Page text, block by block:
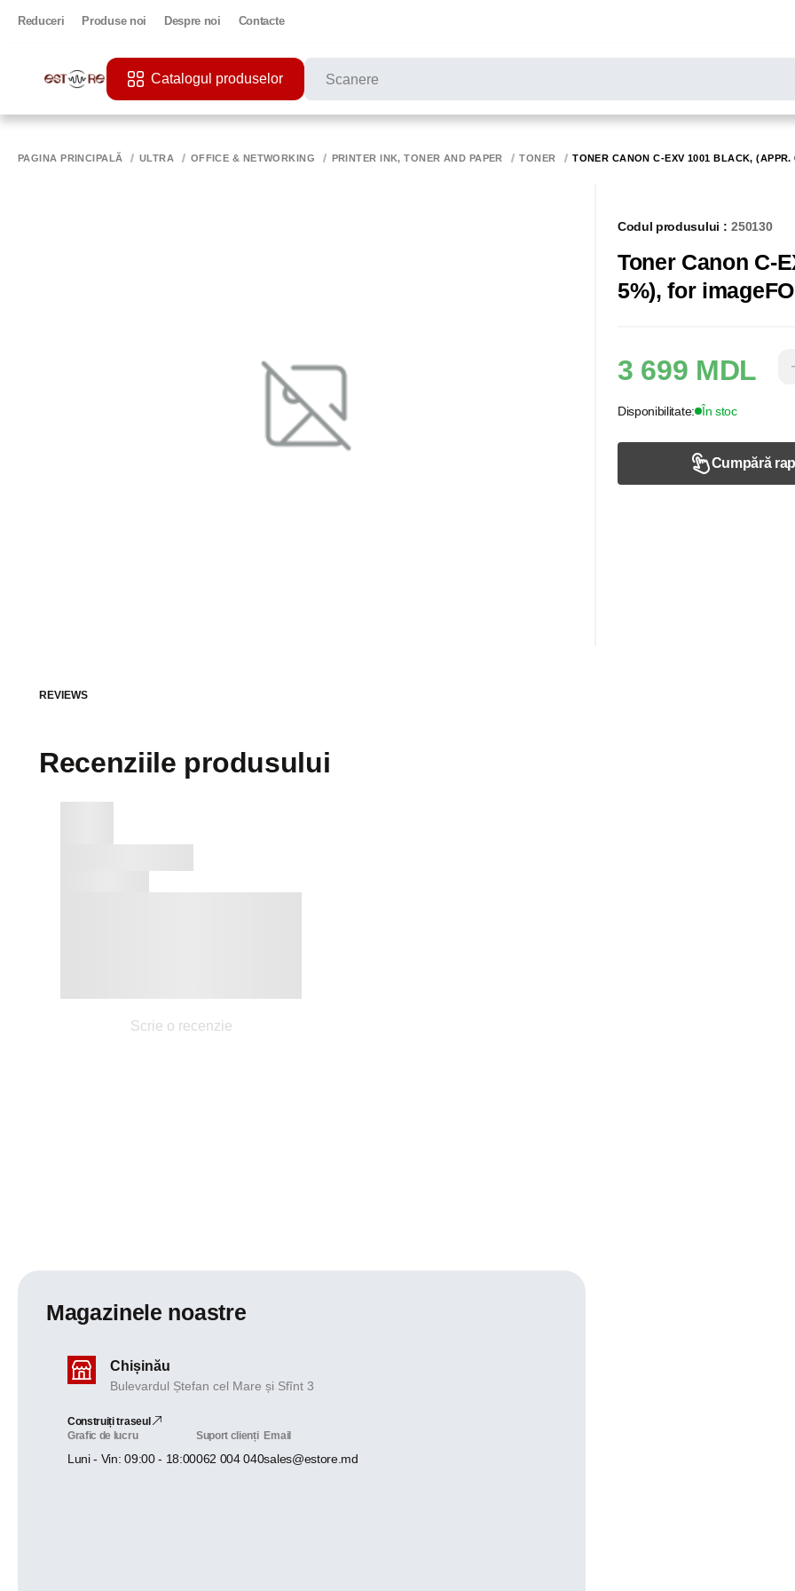
Reduceri Produse noi Despre noi Contacte
Catalogul produselor
PAGINA PRINCIPALĂ ULTRA OFFICE & NETWORKING PRINTER INK, TONER AND PAPER TONER TONER CANON C-EXV 1001 BLACK,
Codul produsului : 250130
Toner Canon C-
5%), for
3 699 MDL
Disponibilitate: În stoc
Cumpără
REVIEWS
Recenziile produsului
Scrie o recenzie
Magazinele noastre
Chișinău
Bulevardul Ștefan cel Mare și Sfînt 3
Construiți traseul
Grafic de lucru
Luni - Vin: 09:00 - 18:00
Suport clienți
062 004 040
Email
sales@estore.md